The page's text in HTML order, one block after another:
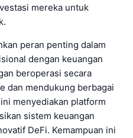
mereka untuk
peran penting dalam
dengan keuangan
beroperasi secara
dan mendukung berbagai
menyediakan platform
sistem keuangan
DeFi. Kemampuan ini